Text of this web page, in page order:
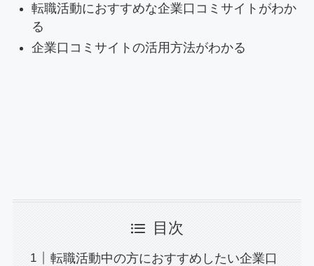
転職活動におすすめな企業口コミサイトがわか
る
企業口コミサイトの活用方法がわかる
目次
転職活動中の方におすすめしたい企業口